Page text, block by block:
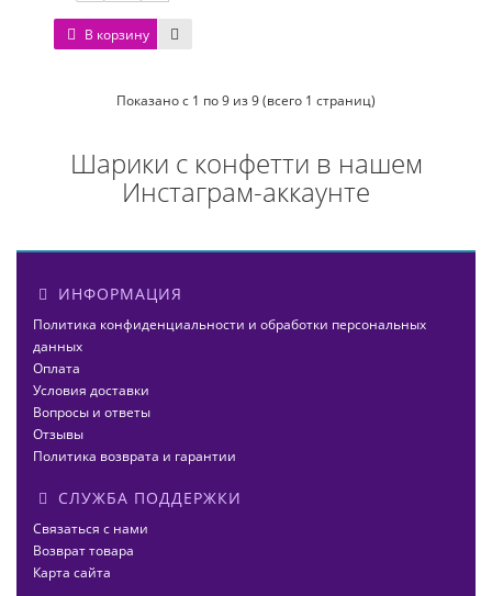
В корзину
Показано с 1 по 9 из 9 (всего 1 страниц)
Шарики с конфетти в нашем
Инстаграм-аккаунте
ИНФОРМАЦИЯ
Политика конфиденциальности и обработки персональных
данных
Оплата
Условия доставки
Вопросы и ответы
Отзывы
Политика возврата и гарантии
СЛУЖБА ПОДДЕРЖКИ
Связаться с нами
Возврат товара
Карта сайта